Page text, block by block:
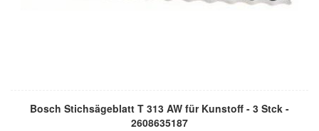
Bosch Stichsägeblatt T 313 AW für Kunstoff - 3 Stck -
2608635187